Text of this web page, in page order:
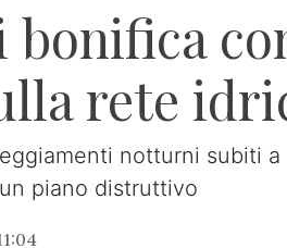
rete
notturni subiti
piano distruttivo